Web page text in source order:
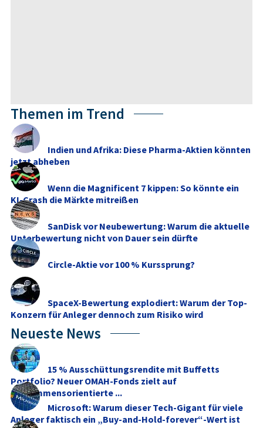
Themen im Trend
Indien und Afrika: Diese Pharma-Aktien könnten
jetzt abheben
Wenn die Magnificent 7 kippen: So könnte ein
KI-Crash die Märkte mitreißen
SanDisk vor Neubewertung: Warum die aktuelle
Unterbewertung nicht von Dauer sein dürfte
Circle-Aktie vor 100 % Kurssprung?
SpaceX-Bewertung explodiert: Warum der Top-
Konzern für Anleger dennoch zum Risiko wird
Neueste News
15 % Ausschüttungsrendite mit Buffetts
Portfolio? Neuer OMAH-Fonds zielt auf
einkommensorientierte ...
Microsoft: Warum dieser Tech-Gigant für viele
Anleger faktisch ein „Buy-and-Hold-forever“-Wert ist